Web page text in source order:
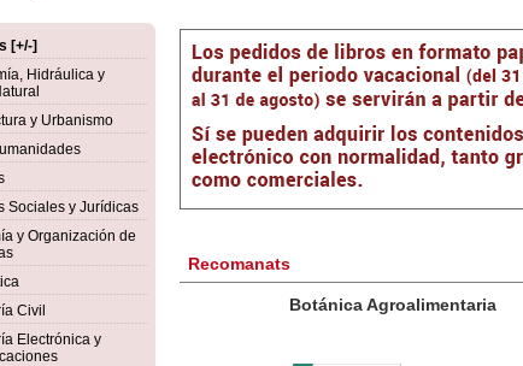
[+/-]
Hidráulica y
y Urbanismo
Sociales y Jurídicas
y Organización de
Civil
Electrónica y
Recomanats
Botánica Agroalimentaria